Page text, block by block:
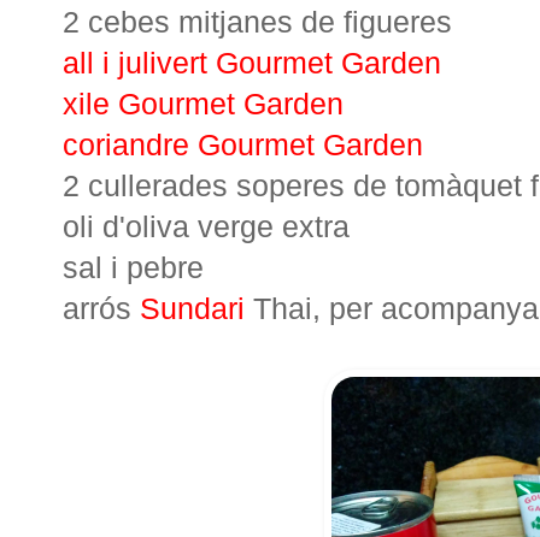
2 cebes mitjanes de figueres
all i julivert Gourmet Garden
xile Gourmet Garden
coriandre Gourmet Garden
2 cullerades soperes de tomàquet
oli d'oliva verge extra
sal i pebre
arrós Sundari Thai, per